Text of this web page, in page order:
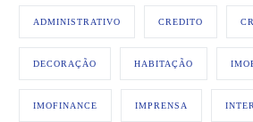
ADMINISTRATIVO CREDITO
DECORAÇÃO HABITAÇÃO
IMOFINANCE IMPRENSA